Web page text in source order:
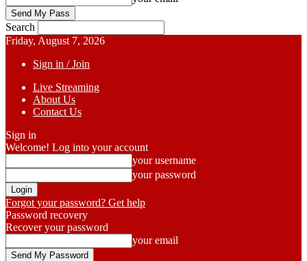
Search
Friday, August 7, 2026
Sign in / Join
Live Streaming
About Us
Contact Us
Sign in
Welcome! Log into your account
your username
your password
Forgot your password? Get help
Password recovery
Recover your password
your email